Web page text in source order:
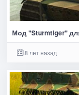
Мод "Sturmtiger"
8 лет назад